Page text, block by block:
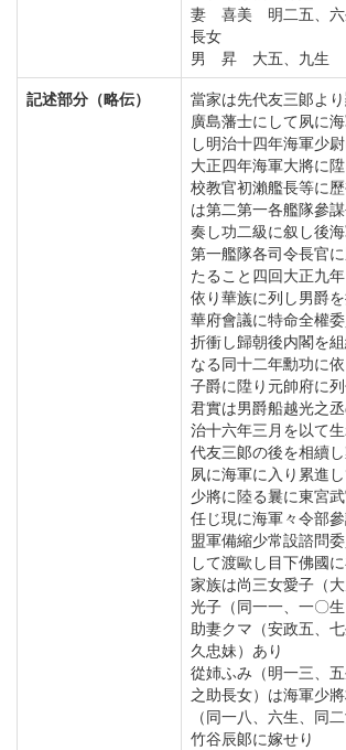
妻 喜美 明二五、六
長女
男 昇 大五、九生
記述部分（略伝）
當家は先代友三郞よ
廣島藩士にして夙に
し明治十四年海軍少
大正四年海軍大將に
校教官初瀨艦長等に
は第二第一各艦隊參
奏し功二級に叙し後
第一艦隊各司令長官
たること四回大正九
依り華族に列し男爵
華府會議に特命全權
折衝し歸朝後内閣を
なる同十二年勳功に
子爵に陞り元帥府に
君實は男爵船越光之
治十六年三月を以て
代友三郞の後を相續
夙に海軍に入り累進
少將に陸る曩に東宮
任じ現に海軍々令部
盟軍備縮少常設諮問
して渡歐し目下佛國
家族は尚三女愛子（
光子（同一一、一〇
助妻クマ（安政五、
久忠妹）あり
從姉ふみ（明一三、
之助長女）は海軍少
（同一八、六生、同
竹谷辰郞に嫁せり